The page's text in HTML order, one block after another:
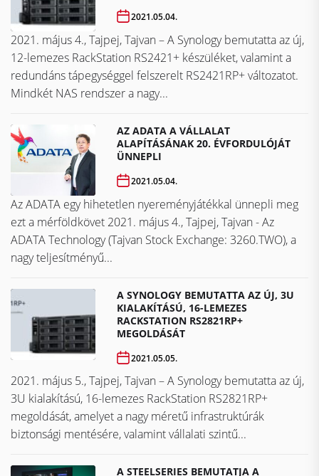
2021.05.04.
2021. május 4., Tajpej, Tajvan – A Synology bemutatta az új,
12-lemezes RackStation RS2421+ készüléket, valamint a
redundáns tápegységgel felszerelt RS2421RP+ változatot.
Mindkét NAS rendszer a nagy...
AZ ADATA A VÁLLALAT
ALAPÍTÁSÁNAK 20. ÉVFORDULÓJÁT
ÜNNEPLI
2021.05.04.
Az ADATA egy hihetetlen nyereményjátékkal ünnepli meg
ezt a mérföldkövet ​​​​​​​2021. május 4., Tajpej, Tajvan - Az
ADATA Technology (Tajvan Stock Exchange: 3260.TWO), a
nagy teljesítményű...
A SYNOLOGY BEMUTATTA AZ ÚJ, 3U
KIALAKÍTÁSÚ, 16-LEMEZES
RACKSTATION RS2821RP+
MEGOLDÁSÁT
2021.05.05.
2021. május 5., Tajpej, Tajvan – A Synology bemutatta az új,
3U kialakítású, 16-lemezes RackStation RS2821RP+
megoldását, amelyet a nagy méretű infrastruktúrák
biztonsági mentésére, valamint vállalati szintű...
A STEELSERIES BEMUTATJA A